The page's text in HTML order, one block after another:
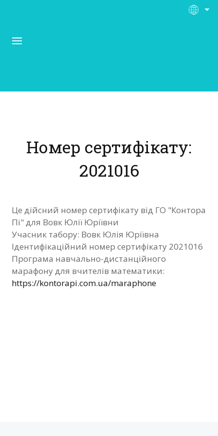
Матеріали
Нас підтримують
Фотозвіт
Видані сертифікати
Контакти
Номер сертифікату:
2021016
Це дійсний номер сертифікату від ГО "Контора
Пі" для Вовк Юлії Юріївни
Учасник табору: Вовк Юлія Юріївна
Ідентифікаційний номер сертифікату 2021016
Програма навчально-дистанційного
марафону для вчителів математики:
https://kontorapi.com.ua/maraphone